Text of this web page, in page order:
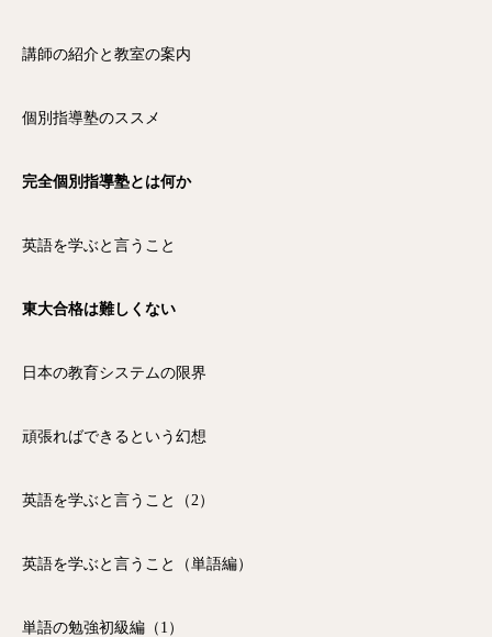
講師の紹介と教室の案内
個別指導塾のススメ
完全個別指導塾とは何か
英語を学ぶと言うこと
東大合格は難しくない
日本の教育システムの限界
頑張ればできるという幻想
英語を学ぶと言うこと（2）
英語を学ぶと言うこと（単語編）
単語の勉強初級編（1）